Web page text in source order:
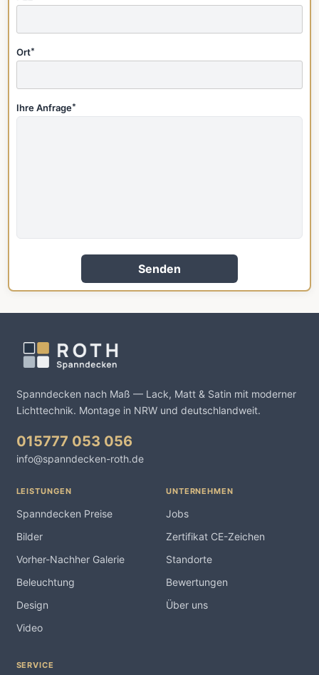
Ort*
Ihre Anfrage*
Senden
Spanndecken nach Maß — Lack, Matt & Satin mit moderner
Lichttechnik. Montage in NRW und deutschlandweit.
015777 053 056
info@spanndecken-roth.de
LEISTUNGEN
Spanndecken Preise
Bilder
Vorher-Nachher Galerie
Beleuchtung
Design
Video
UNTERNEHMEN
Jobs
Zertifikat CE-Zeichen
Standorte
Bewertungen
Über uns
SERVICE